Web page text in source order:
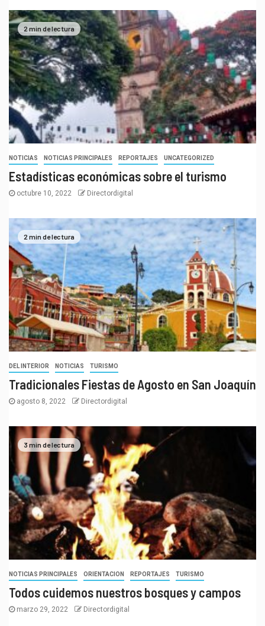
2 min de lectura
NOTICIAS NOTICIAS PRINCIPALES REPORTAJES UNCATEGORIZED
Estadísticas económicas sobre el turismo
octubre 10, 2022 Directordigital
2 min de lectura
DEL INTERIOR NOTICIAS TURISMO
Tradicionales Fiestas de Agosto en San Joaquín
agosto 8, 2022 Directordigital
3 min de lectura
NOTICIAS PRINCIPALES ORIENTACION REPORTAJES TURISMO
Todos cuidemos nuestros bosques y campos
marzo 29, 2022 Directordigital